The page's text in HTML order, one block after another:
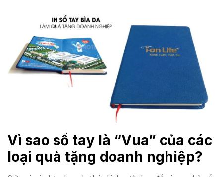
Vì sao sổ tay là “Vua” của các
loại quà tặng doanh nghiệp?